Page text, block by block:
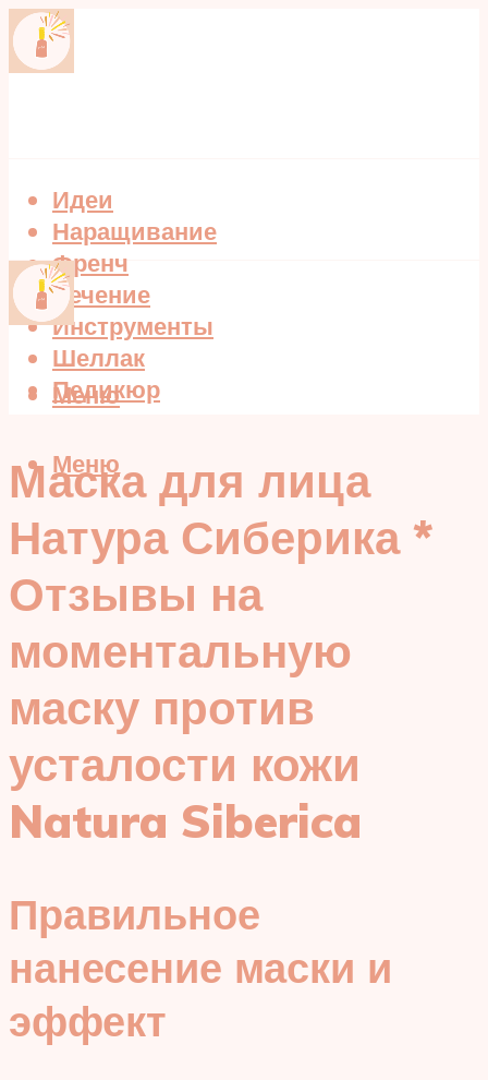
Идеи
Наращивание
Френч
Лечение
Инструменты
Шеллак
Педикюр
Меню
Меню
Маска для лица
Натура Сиберика *
Отзывы на
моментальную
маску против
усталости кожи
Natura Siberica
Правильное
нанесение маски и
эффект